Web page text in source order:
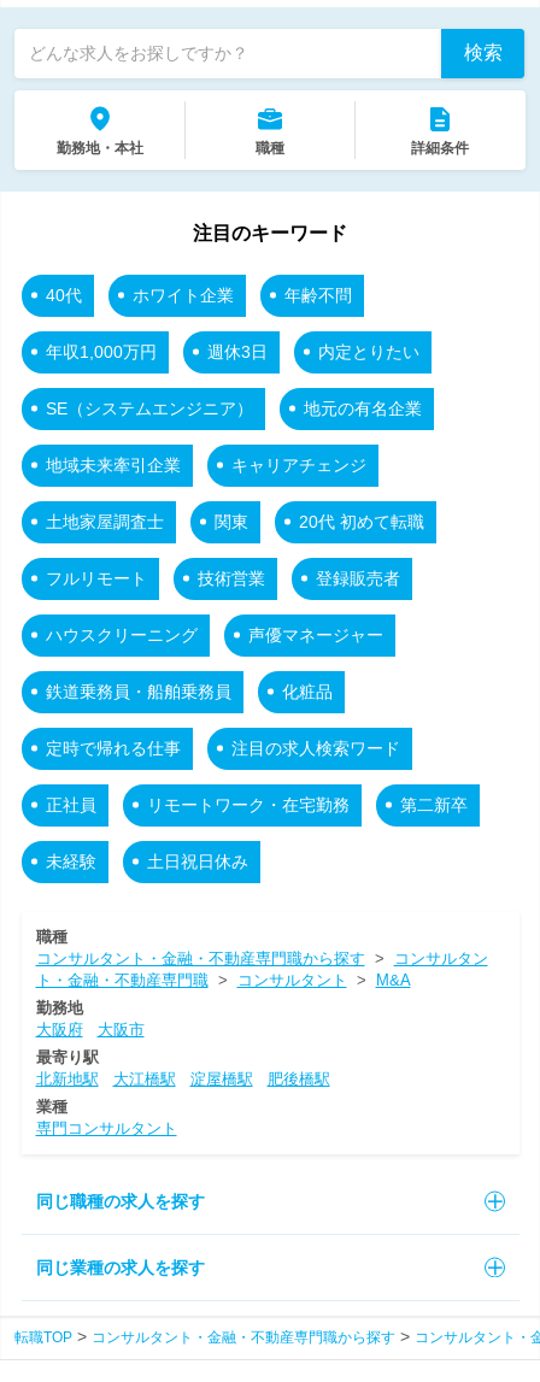
どんな求人をお探しですか？ 検索
勤務地・本社 職種 詳細条件
注目のキーワード
40代 ホワイト企業 年齢不問
年収1,000万円 週休3日 内定とりたい
SE（システムエンジニア） 地元の有名企業
地域未来牽引企業 キャリアチェンジ
土地家屋調査士 関東 20代 初めて転職
フルリモート 技術営業 登録販売者
ハウスクリーニング 声優マネージャー
鉄道乗務員・船舶乗務員 化粧品
定時で帰れる仕事 注目の求人検索ワード
正社員 リモートワーク・在宅勤務 第二新卒
未経験 土日祝日休み
職種
コンサルタント・金融・不動産専門職から探す >
コンサルタン
ト・金融・不動産専門職> コンサルタント > M&A
勤務地
大阪府
大阪市
最寄り駅
北新地駅
大江橋駅 淀屋橋駅
肥後橋駅
業種
専門コンサルタント
同じ職種の求人を探す
同じ業種の求人を探す
転職TOP コンサルタント・金融・不動産専門職から探す コンサルタント・